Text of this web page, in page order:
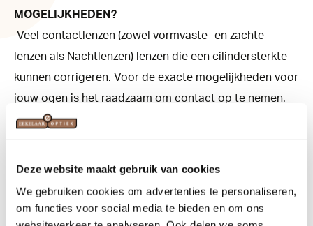
Deze website maakt gebruik van cookies
We gebruiken cookies om advertenties te personaliseren,
om functies voor social media te bieden en om ons
MOGELIJKHEDEN?
Veel contactlenzen (zowel vormvaste- en zachte
lenzen als Nachtlenzen) lenzen die een cilindersterkte
kunnen corrigeren. Voor de exacte mogelijkheden voor
jouw ogen is het raadzaam om contact op te nemen.
WAAROM IS EEN CONTACTLENSCONTROLE ZO
BELANGRIJK?
om deze regelmatig te laten controleren. Wij